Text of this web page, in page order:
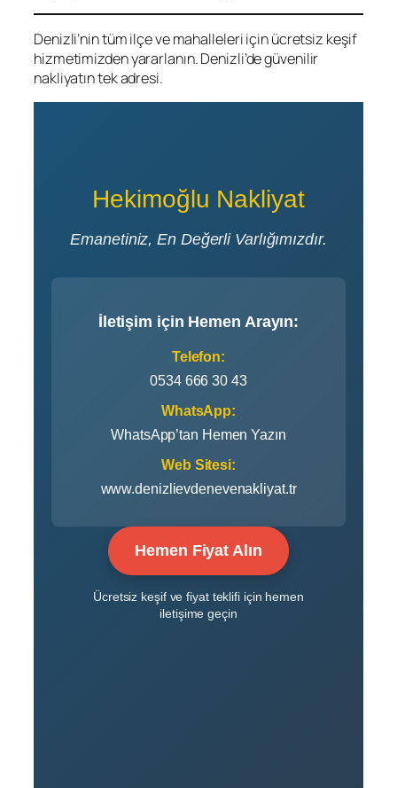
Denizli’nin tüm ilçe ve mahalleleri için ücretsiz keşif
hizmetimizden yararlanın. Denizli’de güvenilir
nakliyatın tek adresi.
Hekimoğlu Nakliyat
Emanetiniz, En Değerli Varlığımızdır.
İletişim için Hemen Arayın:
Telefon:
0534 666 30 43
WhatsApp:
WhatsApp’tan Hemen Yazın
Web Sitesi:
www.denizlievdenevenakliyat.tr
Hemen Fiyat Alın
Ücretsiz keşif ve fiyat teklifi için hemen
iletişime geçin